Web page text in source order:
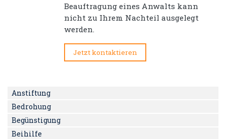
Beauftragung eines Anwalts kann
nicht zu Ihrem Nachteil ausgelegt
werden.
Jetzt kontaktieren
Anstiftung
Bedrohung
Begünstigung
Beihilfe